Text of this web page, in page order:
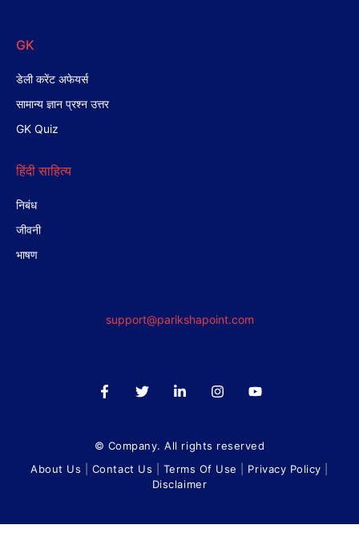
GK
डेली करेंट अफेयर्स
सामान्य ज्ञान प्रश्न उत्तर
GK Quiz
हिंदी साहित्य
निबंध
जीवनी
भाषण
support@parikshapoint.com
© Company. All rights reserved
About Us
Contact Us Terms Of Use Privacy Policy
Disclaimer